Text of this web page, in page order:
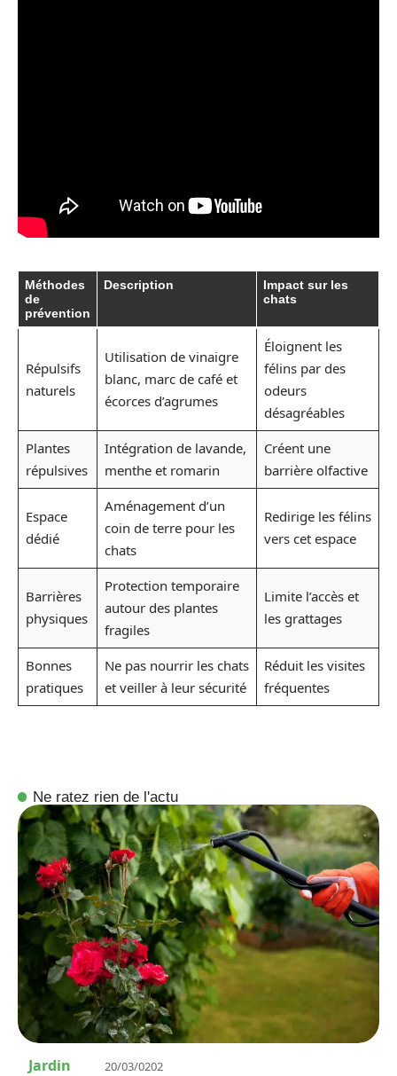
Méthodes
de
prévention
Description
Impact sur les
chats
Répulsifs
naturels
Utilisation de vinaigre
blanc, marc de café et
écorces d’agrumes
Éloignent les
félins par des
odeurs
désagréables
Plantes
répulsives
Intégration de lavande,
menthe et romarin
Créent une
barrière olfactive
Espace
dédié
Aménagement d’un
coin de terre pour les
chats
Redirige les félins
vers cet espace
Barrières
physiques
Protection temporaire
autour des plantes
fragiles
Limite l’accès et
les grattages
Bonnes
pratiques
Ne pas nourrir les chats
et veiller à leur sécurité
Réduit les visites
fréquentes
Ne ratez rien de l'actu
Jardin 20/03/0202